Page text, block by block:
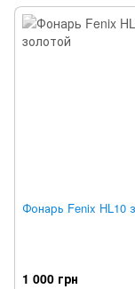
Фонарь Fenix HL10
1 000 грн